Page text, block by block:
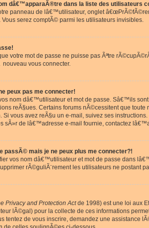
dâ€™apparaÃ®tre dans la liste des utilisateurs
panneau de lâ€™utilisateur, onglet
Vous serez comptÃ© parmi les utilisateurs invisibles.
votre mot de passe ne puisse pas Ãªtre
vous connecter.
peux pas me connecter!
nom dâ€™utilisateur et mot de passe. Sâ€™ils
reÃ§ues. Certains forums nÃ©cessitent que
Si vous avez reÃ§u un e-mail, suivez ses
sÃ»r de lâ€™adresse e-mail fournie, contactez
passÃ© mais je ne peux plus me connecter?!
vos nom dâ€™utilisateur et mot de passe dans
rÃ©guliÃ¨rement les utilisateurs ne postant
Privacy and Protection Actde 1998) est une loi aux
lÃ©gal) pour la collecte de ces informations
tentez de vous inscrire, demandez une assistance